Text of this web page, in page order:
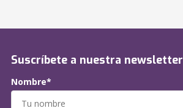
Suscríbete a nuestra newsletter
Nombre*